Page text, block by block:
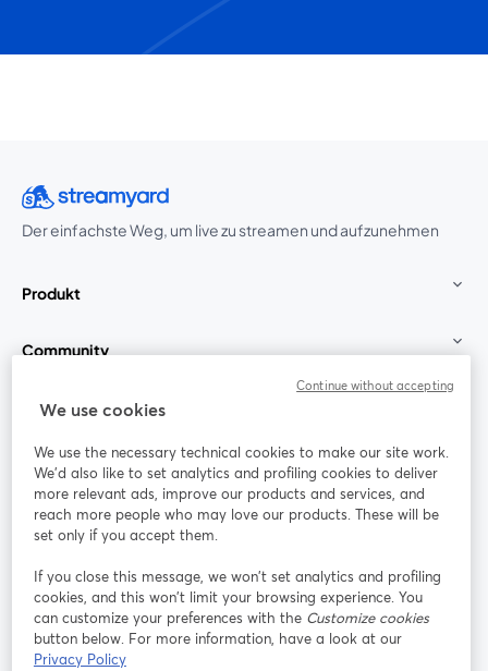
Der einfachste Weg, um live zu streamen und aufzunehmen
Produkt
Community
StreamYard für
Mitmachen
Webinar Facebook
wird in einem neuen Tab geöffnet
X (Twitter)
wird in einem neuen Tab geöffnet
We use cookies
We use the necessary technical cookies to make our site work.
We'd also like to set analytics and profiling cookies to deliver
more relevant ads, improve our products and services, and
reach more people who may love our products. These will be
set only if you accept them.
If you close this message, we won’t set analytics and profiling
cookies, and this won’t limit your browsing experience. You
can customize your preferences with the Customize cookies
button below. For more information, have a look at our
Privacy Policy
Continue without accepting